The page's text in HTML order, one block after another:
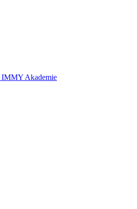
IMMY Akademie